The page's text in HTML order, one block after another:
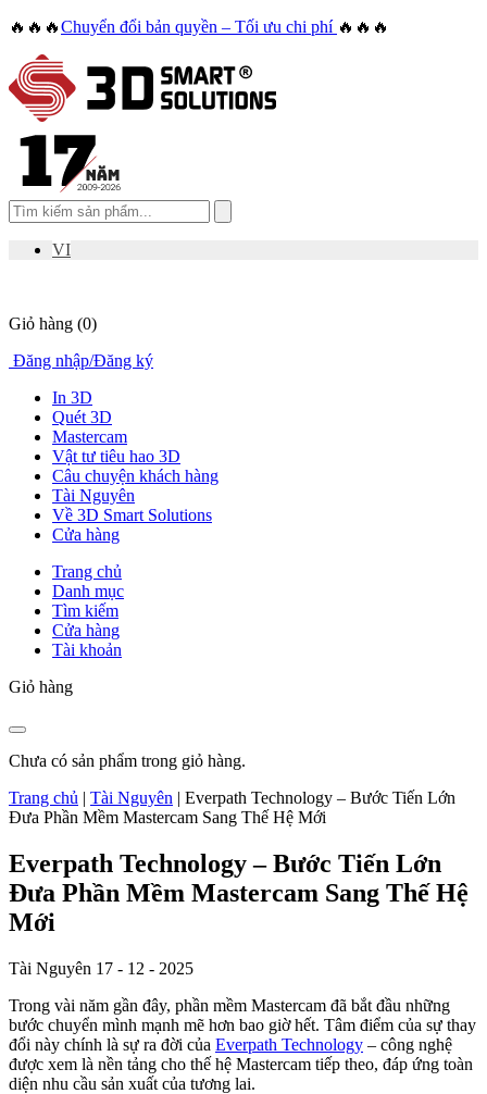
🔥🔥🔥Chuyển đổi bản quyền – Tối ưu chi phí 🔥🔥🔥
VI
Giỏ hàng (0)
Đăng nhập/Đăng ký
In 3D
Quét 3D
Mastercam
Vật tư tiêu hao 3D
Câu chuyện khách hàng
Tài Nguyên
Về 3D Smart Solutions
Cửa hàng
Trang chủ
Danh mục
Tìm kiếm
Cửa hàng
Tài khoản
Giỏ hàng
Chưa có sản phẩm trong giỏ hàng.
Trang chủ | Tài Nguyên | Everpath Technology – Bước Tiến Lớn
Đưa Phần Mềm Mastercam Sang Thế Hệ Mới
Everpath Technology – Bước Tiến Lớn
Đưa Phần Mềm Mastercam Sang Thế Hệ
Mới
Tài Nguyên 17 - 12 - 2025
Trong vài năm gần đây, phần mềm Mastercam đã bắt đầu những
bước chuyển mình mạnh mẽ hơn bao giờ hết. Tâm điểm của sự thay
đổi này chính là sự ra đời của Everpath Technology – công nghệ
được xem là nền tảng cho thế hệ Mastercam tiếp theo, đáp ứng toàn
diện nhu cầu sản xuất của tương lai.